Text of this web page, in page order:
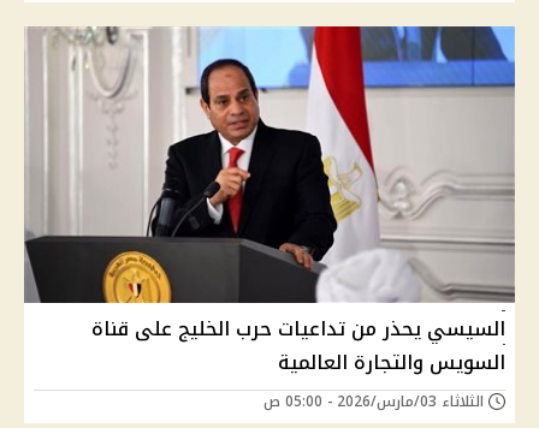
السيسي يحذر من تداعيات حرب الخليج على قناة
السويس والتجارة العالمية
الثلاثاء 03/مارس/2026 - 05:00 ص